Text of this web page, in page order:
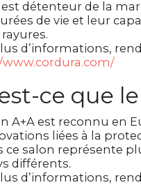
est détenteur de la
de vie et leur
d’informations,
ce que
A+A est reconnu en
liées à la
ce salon représente
différents.
d’informations,